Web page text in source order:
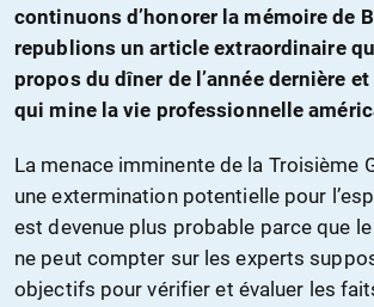
continuons d’honorer la mémoire de
republions un article extraordinaire
propos du dîner de l’année dernière
qui mine la vie professionnelle
La menace imminente de la Troisième
une extermination potentielle pour
est devenue plus probable parce que
ne peut compter sur les experts
objectifs pour vérifier et évaluer les